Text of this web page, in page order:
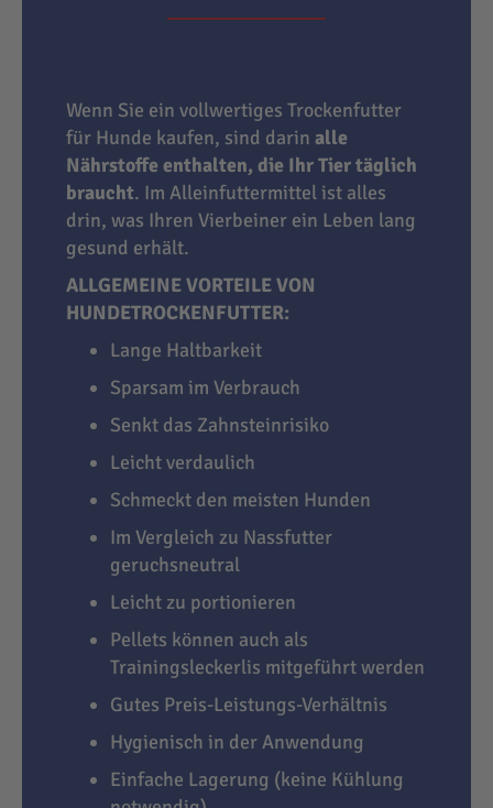
Wenn Sie ein vollwertiges Trockenfutter
für Hunde kaufen, sind darin alle
Nährstoffe enthalten, die Ihr Tier täglich
braucht. Im Alleinfuttermittel ist alles
drin, was Ihren Vierbeiner ein Leben lang
gesund erhält.
ALLGEMEINE VORTEILE VON
HUNDETROCKENFUTTER:
Lange Haltbarkeit
Sparsam im Verbrauch
Senkt das Zahnsteinrisiko
Leicht verdaulich
Schmeckt den meisten Hunden
Im Vergleich zu Nassfutter
geruchsneutral
Leicht zu portionieren
Pellets können auch als
Trainingsleckerlis mitgeführt werden
Gutes Preis-Leistungs-Verhältnis
Hygienisch in der Anwendung
Einfache Lagerung (keine Kühlung